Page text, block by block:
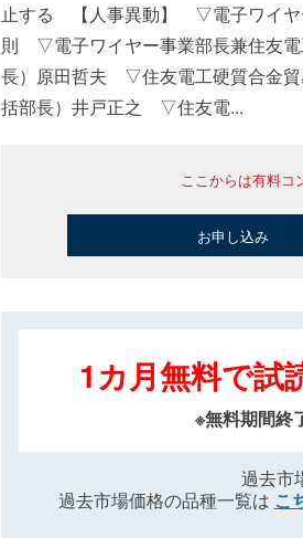
止する 【人事異動】 ▽電子ワイヤ
則 ▽電子ワイヤー事業部長兼住友電
長）原田哲夫 ▽住友電工硬質合金貿
括部長）井戸正之 ▽住友電...
ここからは有料コ
お申し込み
1カ月無料で試
※無料期間終
過去市
過去市場価格の品種一覧は こ